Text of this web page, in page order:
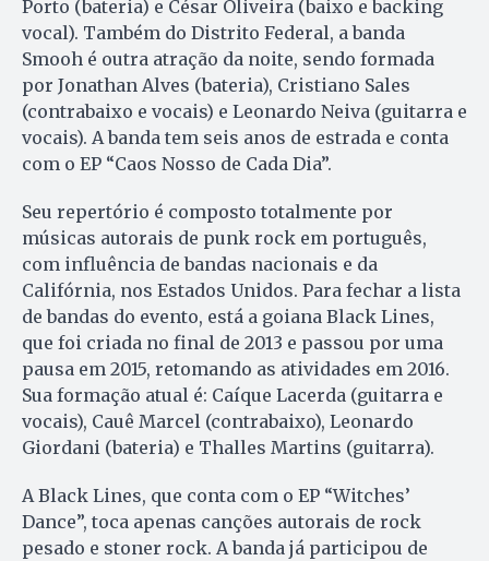
Porto (bateria) e César Oliveira (baixo e backing
vocal). Também do Distrito Federal, a banda
Smooh é outra atração da noite, sendo formada
por Jonathan Alves (bateria), Cristiano Sales
(contrabaixo e vocais) e Leonardo Neiva (guitarra e
vocais). A banda tem seis anos de estrada e conta
com o EP “Caos Nosso de Cada Dia”.
Seu repertório é composto totalmente por
músicas autorais de punk rock em português,
com influência de bandas nacionais e da
Califórnia, nos Estados Unidos. Para fechar a lista
de bandas do evento, está a goiana Black Lines,
que foi criada no final de 2013 e passou por uma
pausa em 2015, retomando as atividades em 2016.
Sua formação atual é: Caíque Lacerda (guitarra e
vocais), Cauê Marcel (contrabaixo), Leonardo
Giordani (bateria) e Thalles Martins (guitarra).
A Black Lines, que conta com o EP “Witches’
Dance”, toca apenas canções autorais de rock
pesado e stoner rock. A banda já participou de